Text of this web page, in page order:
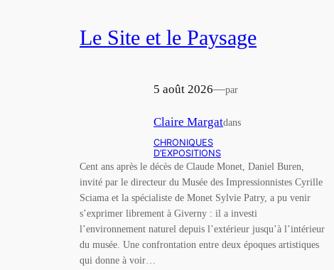
Le Site et le Paysage
5 août 2026—par
Claire Margatdans
CHRONIQUES
D’EXPOSITIONS
Cent ans après le décès de Claude Monet, Daniel Buren,
invité par le directeur du Musée des Impressionnistes Cyrille
Sciama et la spécialiste de Monet Sylvie Patry, a pu venir
s’exprimer librement à Giverny : il a investi
l’environnement naturel depuis l’extérieur jusqu’à l’intérieur
du musée. Une confrontation entre deux époques artistiques
qui donne à voir…